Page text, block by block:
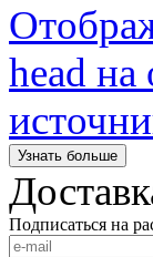
head
Узнать больше
Подписаться на